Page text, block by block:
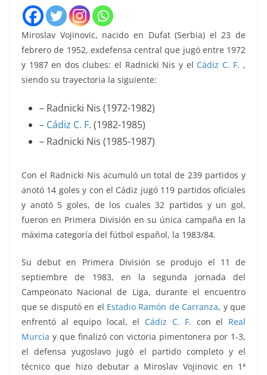
Miroslav Vojinovic, nacido en Dufat (Serbia) el 23 de
febrero de 1952, exdefensa central que jugó entre 1972
y 1987 en dos clubes: el Radnicki Nis y el Cádiz C. F. ,
siendo su trayectoria la siguiente:
– Radnicki Nis (1972-1982)
– Cádiz C. F. (1982-1985)
– Radnicki Nis (1985-1987)
Con el Radnicki Nis acumuló un total de 239 partidos y
anotó 14 goles y con el Cádiz jugó 119 partidos oficiales
y anotó 5 goles, de los cuales 32 partidos y un gol,
fueron en Primera División en su única campaña en la
máxima categoría del fútbol español, la 1983/84.
Su debut en Primera División se produjo el 11 de
septiembre de 1983, en la segunda jornada del
Campeonato Nacional de Liga, durante el encuentro
que se disputó en el Estadio Ramón de Carranza, y que
enfrentó al equipo local, el Cádiz C. F. con el Real
Murcia y que finalizó con victoria pimentonera por 1-3,
el defensa yugoslavo jugó el partido completo y el
técnico que hizo debutar a Miroslav Vojinovic en 1ª